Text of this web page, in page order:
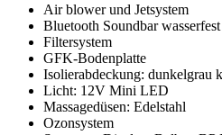
Air blower und Jetsystem
Bluetooth Soundbar wasserfest
Filtersystem
GFK-Bodenplatte
Isolierabdeckung: dunkelgrau
Licht: 12V Mini LED
Massagedüsen: Edelstahl
Ozonsystem